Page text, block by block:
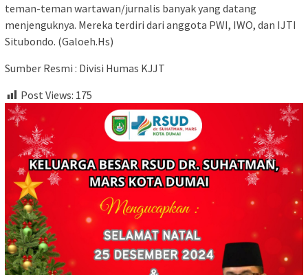
teman-teman wartawan/jurnalis banyak yang datang
menjenguknya. Mereka terdiri dari anggota PWI, IWO, dan IJTI
Situbondo. (Galoeh.Hs)
Sumber Resmi : Divisi Humas KJJT
Post Views: 175